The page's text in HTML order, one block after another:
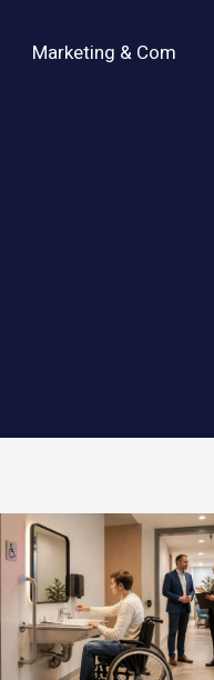
Marketing & Com
Code
du
travail
sanitaires
PMR